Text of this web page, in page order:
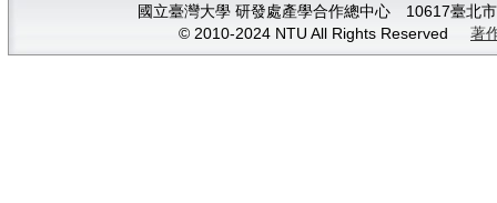
國立臺灣大學 研發處產學合作總中心 10617臺
© 2010-2024 NTU All Rights Reserved 著